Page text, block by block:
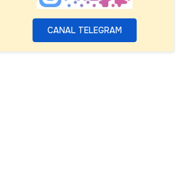
CANAL TELEGRAM